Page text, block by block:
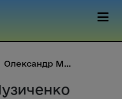
Олександр Музиченко зустрівся ...